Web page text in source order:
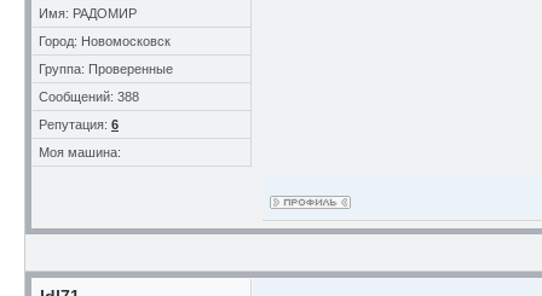
Имя: РАДОМИР
Город: Новомосковск
Группа: Проверенные
Сообщений: 388
Репутация: 6
Моя машина: